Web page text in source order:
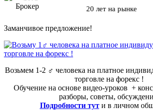
20 лет на рынке
Заманчивое предложение!
Возьмем 1-2 ‍♂️ человека на платное
торговле на форекс !
Обучение на основе видео-уроков ️ +
разборы, советы,
Подробности тут и в личном